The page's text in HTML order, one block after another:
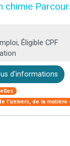
chimie
Éligible CPF
d'informations
l'univers, de la matière